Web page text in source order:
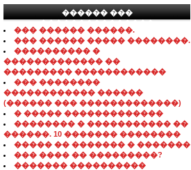
������ ���
���������������
��� ������ ������.
��� ������ ����� ��������.
���������� �
������������� ��
��������� ������������
��� ��������
������������ ������
(������ ��� �������������)
� ����� �������������
�������� � ����������� ��
������. 10 ������� ��������
����� �� ������� � �������
��� ���� �� ���������?
������� ����������